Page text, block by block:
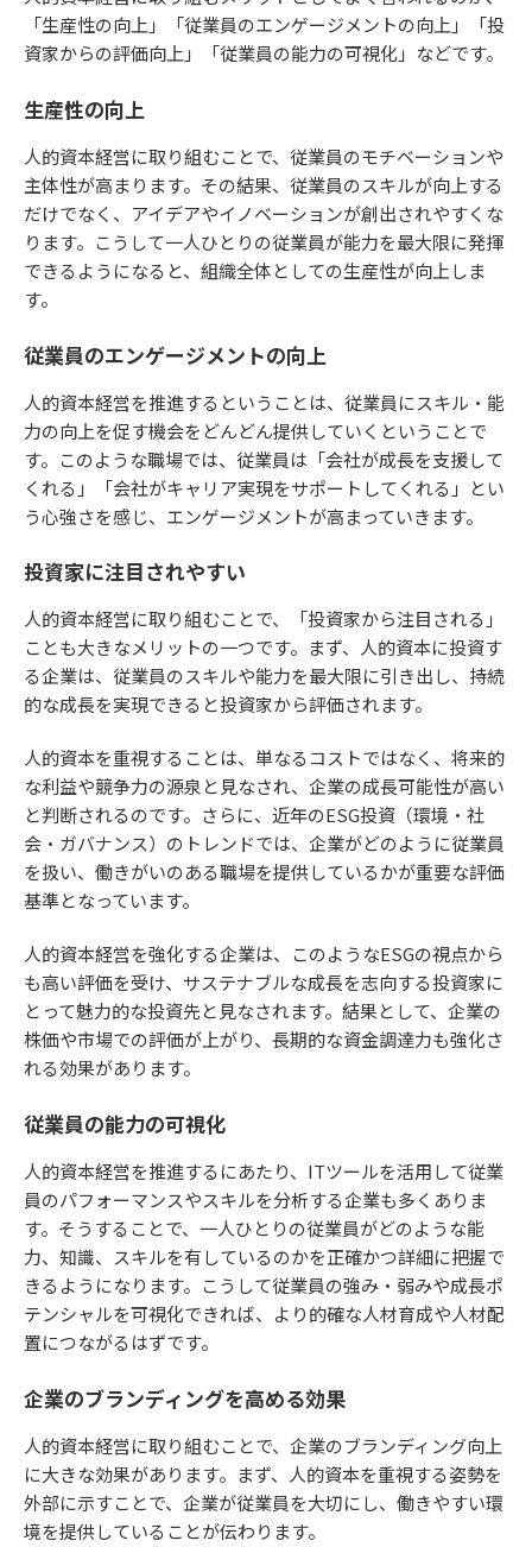
「生産性の向上」「従業員のエンゲージメントの向上」「投
資家からの評価向上」「従業員の能力の可視化」などです。
生産性の向上
人的資本経営に取り組むことで、従業員のモチベーションや
主体性が高まります。その結果、従業員のスキルが向上する
だけでなく、アイデアやイノベーションが創出されやすくな
ります。こうして一人ひとりの従業員が能力を最大限に発揮
できるようになると、組織全体としての生産性が向上しま
す。
従業員のエンゲージメントの向上
人的資本経営を推進するということは、従業員にスキル・能
力の向上を促す機会をどんどん提供していくということで
す。このような職場では、従業員は「会社が成長を支援して
くれる」「会社がキャリア実現をサポートしてくれる」とい
う心強さを感じ、エンゲージメントが高まっていきます。
投資家に注目されやすい
人的資本経営に取り組むことで、「投資家から注目される」
ことも大きなメリットの一つです。まず、人的資本に投資す
る企業は、従業員のスキルや能力を最大限に引き出し、持続
的な成長を実現できると投資家から評価されます。
人的資本を重視することは、単なるコストではなく、将来的
な利益や競争力の源泉と見なされ、企業の成長可能性が高い
と判断されるのです。さらに、近年のESG投資（環境・社
会・ガバナンス）のトレンドでは、企業がどのように従業員
を扱い、働きがいのある職場を提供しているかが重要な評価
基準となっています。
人的資本経営を強化する企業は、このようなESGの視点から
も高い評価を受け、サステナブルな成長を志向する投資家に
とって魅力的な投資先と見なされます。結果として、企業の
株価や市場での評価が上がり、長期的な資金調達力も強化さ
れる効果があります。
従業員の能力の可視化
人的資本経営を推進するにあたり、ITツールを活用して従業
員のパフォーマンスやスキルを分析する企業も多くありま
す。そうすることで、一人ひとりの従業員がどのような能
力、知識、スキルを有しているのかを正確かつ詳細に把握で
きるようになります。こうして従業員の強み・弱みや成長ポ
テンシャルを可視化できれば、より的確な人材育成や人材配
置につながるはずです。
企業のブランディングを高める効果
人的資本経営に取り組むことで、企業のブランディング向上
に大きな効果があります。まず、人的資本を重視する姿勢を
外部に示すことで、企業が従業員を大切にし、働きやすい環
境を提供していることが伝わります。